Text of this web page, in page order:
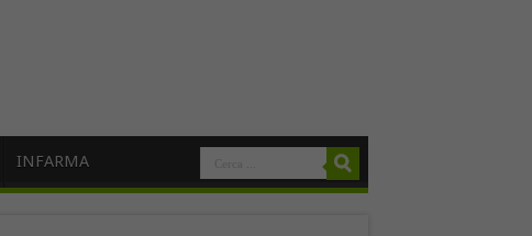
INFARMA